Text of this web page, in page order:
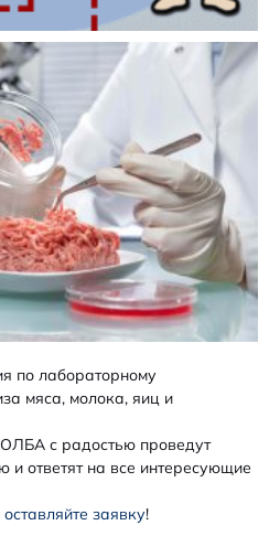
по лабораторному
мяса, молока, яиц и
с радостью проведут
и ответят на все интересующие
оставляйте заявку!